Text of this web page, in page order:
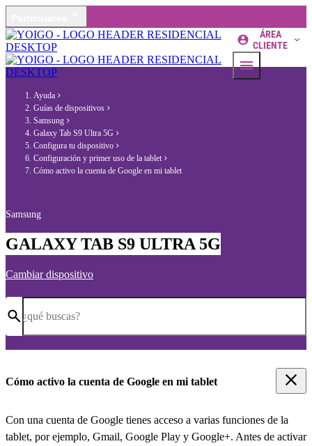
ÁREA
CLIENTE
Ayuda
Guías de dispositivos
Samsung
Galaxy Tab S9 Ultra 5G
Configura tu dispositivo
Configuración y primer uso de la tablet
Cómo activo la cuenta de Google en mi tablet
Samsung
GALAXY TAB S9 ULTRA 5G
Cambiar dispositivo
¿qué buscas?
Cómo activo la cuenta de Google en mi tablet
Con una cuenta de Google tienes acceso a varias funciones de la
tablet, por ejemplo, Gmail, Google Play y Google+. Antes de activar